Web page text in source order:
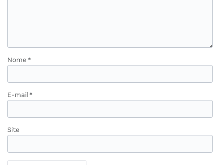
Nome *
E-mail *
Site